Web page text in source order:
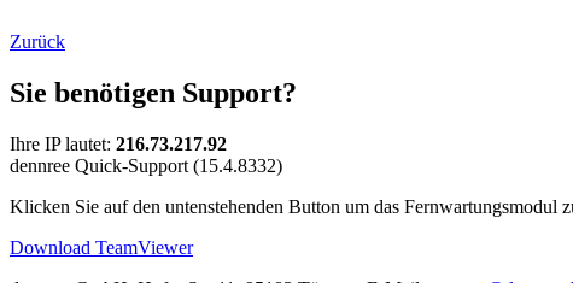
Zurück
Sie benötigen Support?
Ihre IP lautet: 216.73.217.92
dennree Quick-Support (15.4.8332)
Klicken Sie auf den untenstehenden Button um das Fernwartungsmodul
Download TeamViewer